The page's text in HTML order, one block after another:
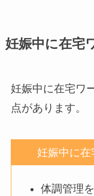
妊娠中に在宅
妊娠中に在宅ワ
点があります。
妊娠中に在
体調管理